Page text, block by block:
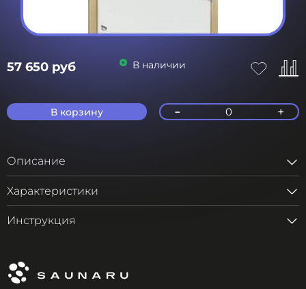
57 650 руб В наличии
В корзину - 0 +
Описание
Характеристики
Инструкция